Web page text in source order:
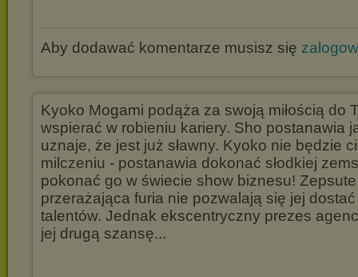
Aby dodawać komentarze musisz się
Kyoko Mogami podąża za swoją miłością do
wspierać w robieniu kariery. Sho postanawia
uznaje, że jest już sławny. Kyoko nie będzie
milczeniu - postanawia dokonać słodkiej
pokonać go w świecie show biznesu!
przerażająca furia nie pozwalają się jej
talentów. Jednak ekscentryczny prezes
jej drugą szansę...